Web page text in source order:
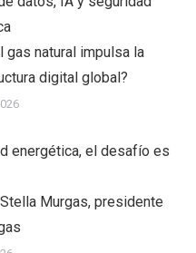
gas natural impulsa la
digital global?
energética, el desafío es
Murgas, presidente